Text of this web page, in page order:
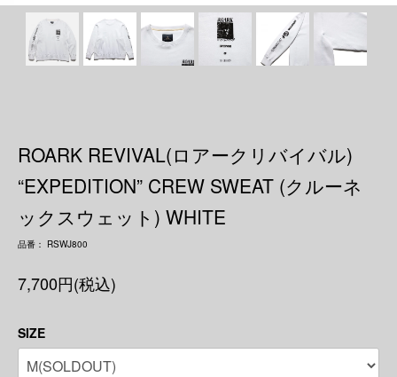
ROARK REVIVAL(ロアークリバイバル)
“EXPEDITION” CREW SWEAT (クルーネ
ックスウェット) WHITE
品番： RSWJ800
7,700円(税込)
SIZE